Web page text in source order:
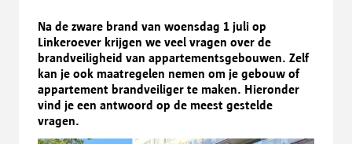
Na de zware brand van woensdag 1 juli op
Linkeroever krijgen we veel vragen over de
brandveiligheid van appartementsgebouwen. Zelf
kan je ook maatregelen nemen om je gebouw of
appartement brandveiliger te maken. Hieronder
vind je een antwoord op de meest gestelde
vragen.